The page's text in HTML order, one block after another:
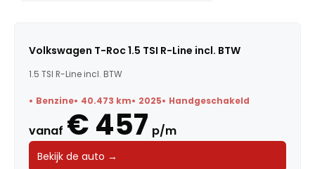
Maandbedrag
Volkswagen T-Roc 1.5 TSI R-Line incl. BTW
1.5 TSI R-Line incl. BTW
Benzine 40.473 km 2025 Handgeschakeld
vanaf € 457 p/m
Bekijk de auto →